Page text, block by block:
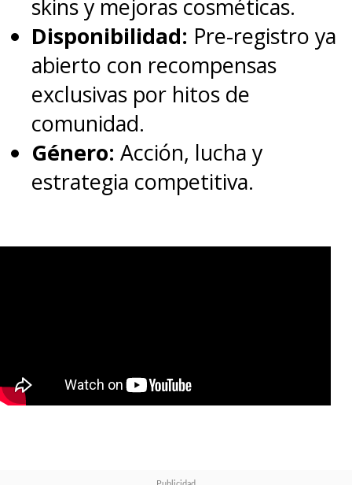
skins y mejoras cosméticas.
Disponibilidad: Pre-registro ya
abierto con recompensas
exclusivas por hitos de
comunidad.
Género: Acción, lucha y
estrategia competitiva.